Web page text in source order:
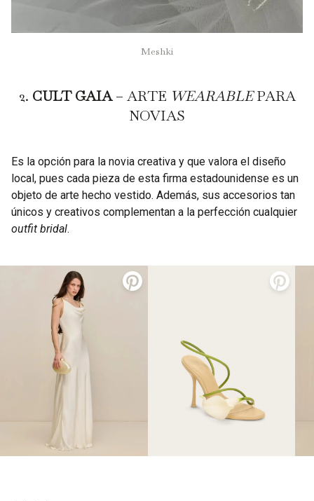
Meshki
2. CULT GAIA– ARTE WEARABLEPARA
NOVIAS
Es la opción para la novia creativa y que valora el diseño
local, pues cada pieza de esta firma estadounidense es un
objeto de arte hecho vestido. Además, sus accesorios tan
únicos y creativos complementan a la perfección cualquier
outfit bridal.